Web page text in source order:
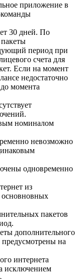
приложение в
команды
30 дней. По
период при
счета для
Если на момент
недостаточно
момента
номиналом
невозможно
одновременно
из
основновных
пакетов
дополнительного
на
интернета
исключением